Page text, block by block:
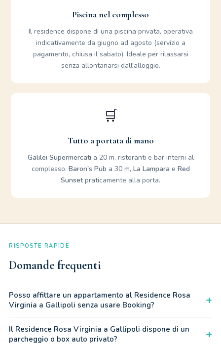
Piscina nel complesso
Il residence dispone di una piscina privata, operativa
indicativamente da giugno ad agosto (servizio a
pagamento, chiusa il sabato). Ideale per rilassarsi
senza allontanarsi dall'alloggio.
🛒
Tutto a portata di mano
Galilei Supermercati a 20 m, ristoranti e bar interni al
complesso. Baron's Pub a 30 m, La Lampara e Red
Sunsetpraticamente alla porta.
RISPOSTE RAPIDE
Domande frequenti
Posso affittare un appartamento al Residence Rosa
Virginia a Gallipoli senza usare Booking?
+
Assolutamente sì. Prenotando Rosa Virginia Apartment
direttamente dal nostro sito o tramite WhatsApp, eviti i
Il Residence Rosa Virginia a Gallipoli dispone di un
parcheggio o box auto privato?
+